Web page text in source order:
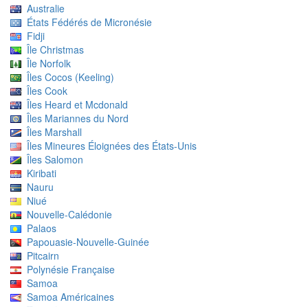
Australie
États Fédérés de Micronésie
Fidji
Île Christmas
Île Norfolk
Îles Cocos (Keeling)
Îles Cook
Îles Heard et Mcdonald
Îles Mariannes du Nord
Îles Marshall
Îles Mineures Éloignées des États-Unis
Îles Salomon
Kiribati
Nauru
Niué
Nouvelle-Calédonie
Palaos
Papouasie-Nouvelle-Guinée
Pitcairn
Polynésie Française
Samoa
Samoa Américaines